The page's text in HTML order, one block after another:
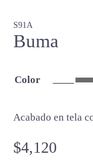
S91A
Buma
Color
Acabado en tela
$4,120